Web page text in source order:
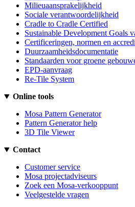
Milieuaansprakelijkheid
Sociale verantwoordelijkheid
Cradle to Cradle Certified
Sustainable Development Goals
Certificeringen, normen en
Duurzaamheidsdocumentatie
Standaarden voor groene
EPD-aanvraag
Re-Tile System
Online tools
Mosa Pattern Generator
Pattern Generator help
3D Tile Viewer
Contact
Customer service
Mosa projectadviseurs
Zoek een Mosa-verkooppunt
Veelgestelde vragen